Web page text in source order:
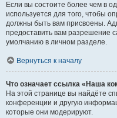
Если вы состоите более чем в
используется для того, чтобы
должны быть вам присвоены.
предоставить вам разрешение
умолчанию в личном разделе.
Вернуться к началу
Что означает ссылка «Наша
На этой странице вы найдёте
конференции и другую
которые они модерируют.